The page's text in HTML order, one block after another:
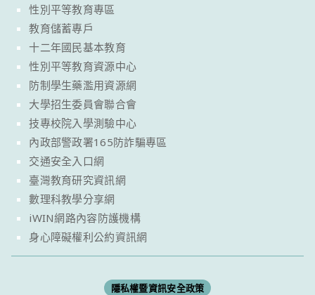
性別平等教育專區
教育儲蓄專戶
十二年國民基本教育
性別平等教育資源中心
防制學生藥濫用資源網
大學招生委員會聯合會
技專校院入學測驗中心
內政部警政署165防詐騙專區
交通安全入口網
臺灣教育研究資訊網
數理科教學分享網
iWIN網路內容防護機構
身心障礙權利公約資訊網
隱私權暨資訊安全政策